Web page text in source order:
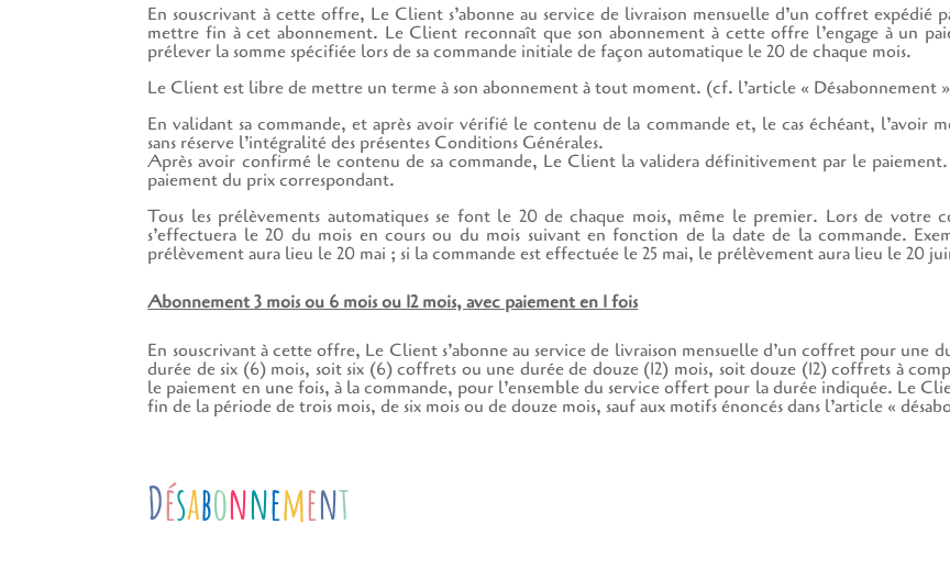
En souscrivant à cette offre, Le Client s’abonne au service de livraison mensuelle d’un coffret expédié
mettre fin à cet abonnement. Le Client reconnaît que son abonnement à cette offre l’engage à un
prélever la somme spécifiée lors de sa commande initiale de façon automatique le 20 de chaque mois.
Le Client est libre de mettre un terme à son abonnement à tout moment. (cf. l’article « Désabonnement
En validant sa commande, et après avoir vérifié le contenu de la commande et, le cas échéant,
sans réserve l’intégralité des présentes Conditions Générales.
Après avoir confirmé le contenu de sa commande, Le Client la validera définitivement par le
paiement du prix correspondant.
Tous les prélèvements automatiques se font le 20 de chaque mois, même le premier. Lors de
s’effectuera le 20 du mois en cours ou du mois suivant en fonction de la date de la commande.
prélèvement aura lieu le 20 mai ; si la commande est effectuée le 25 mai, le prélèvement aura lieu le 20
Abonnement 3 mois ou 6 mois ou 12 mois, avec paiement en 1 fois
En souscrivant à cette offre, Le Client s’abonne au service de livraison mensuelle d’un coffret pour une
durée de six (6) mois, soit six (6) coffrets ou une durée de douze (12) mois, soit douze (12) coffrets à
le paiement en une fois, à la commande, pour l’ensemble du service offert pour la durée indiquée. Le
fin de la période de trois mois, de six mois ou de douze mois, sauf aux motifs énoncés dans l’article «
Désabonnement